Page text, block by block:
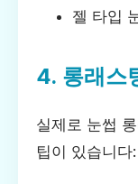
젤 타입
4. 롱래스
실제로 눈썹
팁이 있습니다: